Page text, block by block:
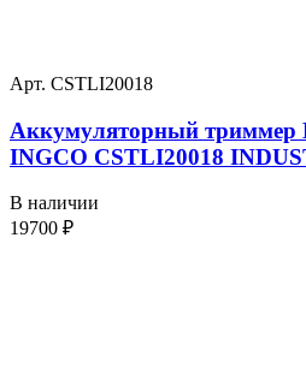
Арт. CSTLI20018
Аккумуляторный
INGCO CSTLI20018
В наличии
19700 ₽